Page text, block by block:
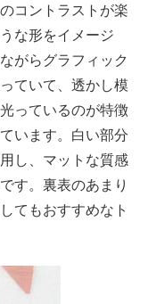
コントラストが楽
な形をイメージ
がらグラフィック
ていて、透かし模
っているのが特徴
います。白い部分
し、マットな質感
す。裏表のあまり
てもおすすめなト